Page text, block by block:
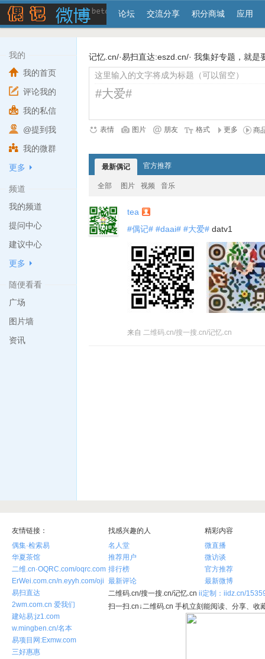
论坛 交流分享 积分商城 应用
我的
我的首页
评论我的
我的私信
@提到我
我的微群
更多
频道
我的频道
提问中心
建议中心
更多
随便看看
广场
图片墙
资讯
记忆.cn/·易扫直达:eszd.cn/· 我集好专题，就是
表情 图片 朋友 格式 更多 商
最新偶记 官方推荐
全部 图片 视频 音乐
tea
#偶记# #daai# #大爱# datv1
来自 二维码.cn/搜一搜.cn/记忆.cn
友情链接：
偶集·检索易
华夏茶馆
二维.cn·OQRC.com/oqrc.com
ErWei.com.cn/n.eyyh.com/oji
易扫直达
2wm.com.cn 爱我们
建站易:jz1.com
w.mingben.cn/名本
易项目网:Exmw.com
三好惠惠
找感兴趣的人
名人堂
推荐用户
排行榜
最新评论
精彩内容
微直播
微访谈
官方推荐
最新微博
二维码.cn/搜一搜.cn/记忆.cn ii定制：iidz.cn/
扫一扫.cn↓二维码.cn 手机立刻能阅读、分享、收